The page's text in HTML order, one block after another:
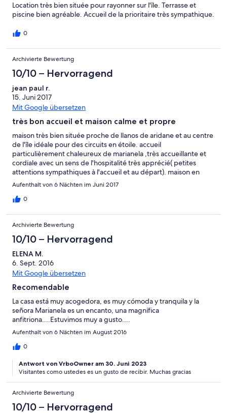
Location très bien située pour rayonner sur l'île. Terrasse et
piscine bien agréable. Accueil de la prioritaire très sympathique.
0
Archivierte Bewertung
10/10 – Hervorragend
jean paul r.
15. Juni 2017
Mit Google übersetzen
très bon accueil et maison calme et propre
maison très bien située proche de llanos de aridane et au centre
de l'île idéale pour des circuits en étoile. accueil
particulièrement chaleureux de marianela ,très accueillante et
cordiale avec un sens de l'hospitalité très apprécié( petites
attentions sympathiques à l'accueil et au départ). maison en
hauteur(moins chaude que la côte) calme coquette et propre.
des amis(max 8) je recommande cette casita sans hésiter
Aufenthalt von 6 Nächten im Juni 2017
0
Archivierte Bewertung
10/10 – Hervorragend
ELENA M.
6. Sept. 2016
Mit Google übersetzen
Recomendable
La casa está muy acogedora, es muy cómoda y tranquila y la
señora Marianela es un encanto, una magnífica
anfitriona....Estuvimos muy a gusto....
Aufenthalt von 6 Nächten im August 2016
0
Antwort von VrboOwner am 30. Juni 2023
Visitantes como ustedes es un gusto de recibir. Muchas gracias
Archivierte Bewertung
10/10 – Hervorragend